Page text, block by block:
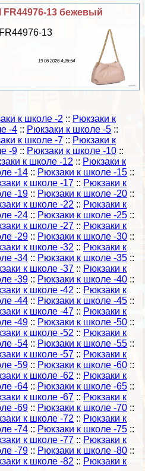
FR44976-13 бежевый
13
19 06 2026 4:26:54
к школе -2 :: Рюкзаки к
-4 :: Рюкзаки к школе -5 ::
к школе -7 :: Рюкзаки к
-9 :: Рюкзаки к школе -10 ::
к школе -12 :: Рюкзаки к
-14 :: Рюкзаки к школе -15 ::
к школе -17 :: Рюкзаки к
-19 :: Рюкзаки к школе -20 ::
к школе -22 :: Рюкзаки к
-24 :: Рюкзаки к школе -25 ::
к школе -27 :: Рюкзаки к
-29 :: Рюкзаки к школе -30 ::
к школе -32 :: Рюкзаки к
-34 :: Рюкзаки к школе -35 ::
к школе -37 :: Рюкзаки к
-39 :: Рюкзаки к школе -40 ::
к школе -42 :: Рюкзаки к
-44 :: Рюкзаки к школе -45 ::
к школе -47 :: Рюкзаки к
-49 :: Рюкзаки к школе -50 ::
к школе -52 :: Рюкзаки к
-54 :: Рюкзаки к школе -55 ::
к школе -57 :: Рюкзаки к
-59 :: Рюкзаки к школе -60 ::
к школе -62 :: Рюкзаки к
-64 :: Рюкзаки к школе -65 ::
к школе -67 :: Рюкзаки к
-69 :: Рюкзаки к школе -70 ::
к школе -72 :: Рюкзаки к
-74 :: Рюкзаки к школе -75 ::
к школе -77 :: Рюкзаки к
-79 :: Рюкзаки к школе -80 ::
к школе -82 :: Рюкзаки к